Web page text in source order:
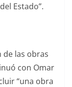
Estado”.
las obras
con Omar
“una obra